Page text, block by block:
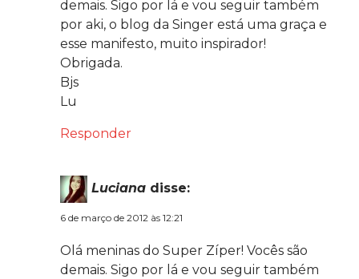
demais. Sigo por lá e vou seguir também
por aki, o blog da Singer está uma graça e
esse manifesto, muito inspirador!
Obrigada.
Bjs
Lu
Responder
Luciana disse:
6 de março de 2012 às 12:21
Olá meninas do Super Zíper! Vocês são
demais. Sigo por lá e vou seguir também